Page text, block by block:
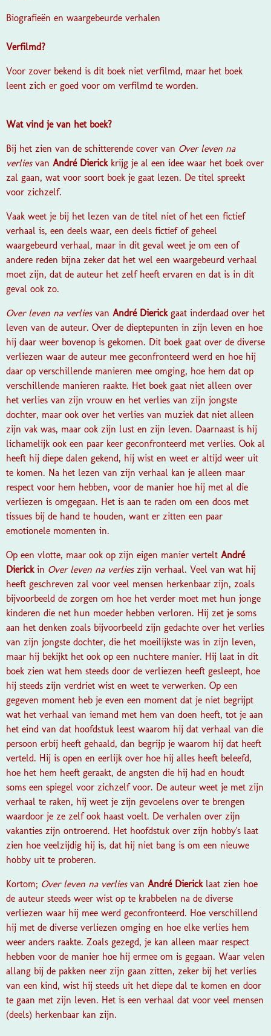
Biografieën en waargebeurde verhalen
Verfilmd?
Voor zover bekend is dit boek niet verfilmd, maar het boek
leent zich er goed voor om verfilmd te worden.
Wat vind je van het boek?
Bij het zien van de schitterende cover van Over leven na
verlies van André Dierick krijg je al een idee waar het boek over
zal gaan, wat voor soort boek je gaat lezen. De titel spreekt
voor zichzelf.
Vaak weet je bij het lezen van de titel niet of het een fictief
verhaal is, een deels waar, een deels fictief of geheel
waargebeurd verhaal, maar in dit geval weet je om een of
andere reden bijna zeker dat het wel een waargebeurd verhaal
moet zijn, dat de auteur het zelf heeft ervaren en dat is in dit
geval ook zo.
Over leven na verlies van André Dierickgaat inderdaad over het
leven van de auteur. Over de dieptepunten in zijn leven en hoe
hij daar weer bovenop is gekomen. Dit boek gaat over de diverse
verliezen waar de auteur mee geconfronteerd werd en hoe hij
daar op verschillende manieren mee omging, hoe hem dat op
verschillende manieren raakte. Het boek gaat niet alleen over
het verlies van zijn vrouw en het verlies van zijn jongste
dochter, maar ook over het verlies van muziek dat niet alleen
zijn vak was, maar ook zijn lust en zijn leven. Daarnaast is hij
lichamelijk ook een paar keer geconfronteerd met verlies. Ook al
heeft hij diepe dalen gekend, hij wist en weet er altijd weer uit
te komen. Na het lezen van zijn verhaal kan je alleen maar
respect voor hem hebben, voor de manier hoe hij met al die
verliezen is omgegaan. Het is aan te raden om een doos met
tissues bij de hand te houden, want er zitten een paar
emotionele momenten in.
Op een vlotte, maar ook op zijn eigen manier vertelt André
Dierick in Over leven na verlies zijn verhaal. Veel van wat hij
heeft geschreven zal voor veel mensen herkenbaar zijn, zoals
bijvoorbeeld de zorgen om hoe het verder moet met hun jonge
kinderen die net hun moeder hebben verloren. Hij zet je soms
aan het denken zoals bijvoorbeeld zijn gedachte over het verlies
van zijn jongste dochter, die het moeilijkste was in zijn leven,
maar hij bekijkt het ook op een nuchtere manier. Hij laat in dit
boek zien wat hem steeds door de verliezen heeft gesleept, hoe
hij steeds zijn verdriet wist en weet te verwerken. Op een
gegeven moment heb je even een moment dat je niet begrijpt
wat het verhaal van iemand met hem van doen heeft, tot je aan
het eind van dat hoofdstuk leest waarom hij dat verhaal van die
persoon erbij heeft gehaald, dan begrijp je waarom hij dat heeft
verteld. Hij is open en eerlijk over hoe hij alles heeft beleefd,
hoe het hem heeft geraakt, de angsten die hij had en houdt
soms een spiegel voor zichzelf voor. De auteur weet je met zijn
verhaal te raken, hij weet je zijn gevoelens over te brengen
waardoor je ze zelf ook haast voelt. De verhalen over zijn
vakanties zijn ontroerend. Het hoofdstuk over zijn hobby's laat
zien hoe veelzijdig hij is, dat hij niet bang is om een nieuwe
hobby uit te proberen.
Kortom; Over leven na verlies van André Dierick laat zien hoe
de auteur steeds weer wist op te krabbelen na de diverse
verliezen waar hij mee werd geconfronteerd. Hoe verschillend
hij met de diverse verliezen omging en hoe elke verlies hem
weer anders raakte. Zoals gezegd, je kan alleen maar respect
hebben voor de manier hoe hij ermee om is gegaan. Waar velen
allang bij de pakken neer zijn gaan zitten, zeker bij het verlies
van een kind, wist hij steeds uit het diepe dal te komen en door
te gaan met zijn leven. Het is een verhaal dat voor veel mensen
(deels) herkenbaar kan zijn.